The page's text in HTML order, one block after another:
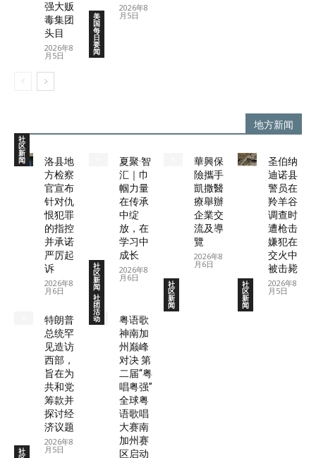
强大贩
毒集团
头目
2026年8
月5日
美
国
每
日
要
闻
2026年8
月5日
地方新闻
社
区
新
闻
洛县地
方检察
官宣布
针对仇
恨犯罪
的指控
并承诺
严厉起
诉
2026年8
月6日
社
区
新
闻
夏聚·智
汇｜巾
帼力量
在传承
中绽
放，在
学习中
成长
2026年8
月6日
社
区
新
闻
華興保
險攜手
凱撒醫
療舉辦
企業交
流及導
覽
2026年8
月6日
社
区
新
闻
圣伯纳
迪诺县
警员在
羚羊谷
调查时
遭枪击
嫌犯在
交火中
被击毙
2026年8
月5日
社
特朗普
总统罕
见造访
西部，
旨在为
共和党
筹款并
探讨经
济议题
2026年8
月5日
社
团
活
动
粤语歌
神南加
州巅峰
对决 第
二届“粤
唱粤强”
全球粤
语歌唱
大赛南
加州赛
区启动